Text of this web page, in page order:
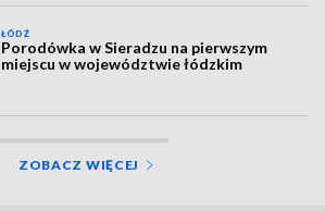
ŁÓDŹ
Porodówka w Sieradzu na pierwszym
miejscu w województwie łódzkim
ZOBACZ WIĘCEJ